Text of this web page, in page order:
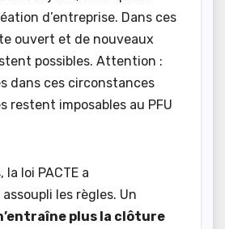
d’entreprise. Dans ces
ouvert et de nouveaux
possibles. Attention :
dans ces circonstances
restent imposables au PFU
loi PACTE a
les règles. Un
plus la clôture